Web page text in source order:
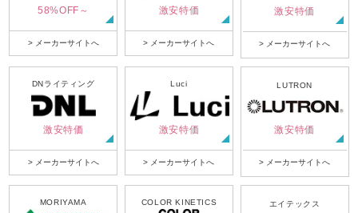
58%OFF～
> メーカーサイトへ
激安特価
> メーカーサイトへ
激安特価
> メーカーサイトへ
DNライティング
激安特価
> メーカーサイトへ
Luci
激安特価
> メーカーサイトへ
LUTRON
激安特価
> メーカーサイトへ
MORIYAMA COLOR KINETICS エイテックス